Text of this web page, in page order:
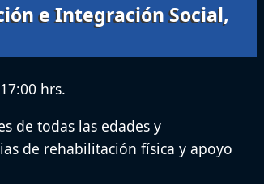
e Integración Social,
hrs.
de todas las edades y
de rehabilitación física y apoyo